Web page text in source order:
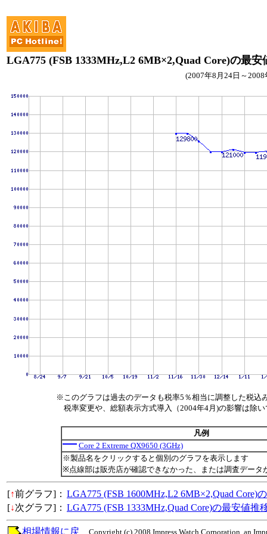
LGA775 (FSB 1333MHz,L2 6MB×2,Quad Core)の最安
(2007年8月24日～2008
※このグラフは過去のデータも税率5％相当に調整した税込
税率変更や、総額表示方式導入（2004年4月)の影響は除い
凡例
Core 2 Extreme QX9650 (3GHz)
※製品名をクリックすると個別のグラフを表示します
※点線部は販売店が確認できなかった、または調査データ
[↑前グラフ]： LGA775 (FSB 1600MHz,L2 6MB×2,Quad Core)
[↓次グラフ]： LGA775 (FSB 1333MHz,Quad Core)の最安値推
Copyright (c) 2008 Impress Watch Corporation, an
相場情報に戻